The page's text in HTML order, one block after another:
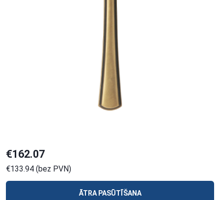
€162.07
€133.94 (bez PVN)
ĀTRA PASŪTĪŠANA